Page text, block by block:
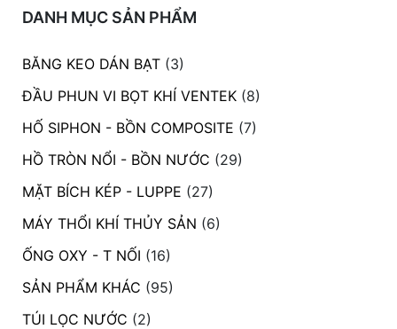
Khí
Ventek
Hướng
dẫn
lắp
đặt
Quy
chia
sẻ
Liên
DANH MỤC SẢN PHẨM
BĂNG KEO DÁN BẠT (3)
ĐẦU PHUN VI BỌT KHÍ VENTEK (8)
HỐ SIPHON - BỒN COMPOSITE (7)
HỒ TRÒN NỔI - BỒN NƯỚC (29)
MẶT BÍCH KÉP - LUPPE (27)
MÁY THỔI KHÍ THỦY SẢN (6)
ỐNG OXY - T NỐI (16)
SẢN PHẨM KHÁC (95)
TÚI LỌC NƯỚC (2)